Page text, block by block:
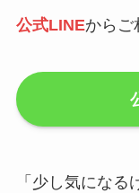
公式LINEからご
「少し気になる